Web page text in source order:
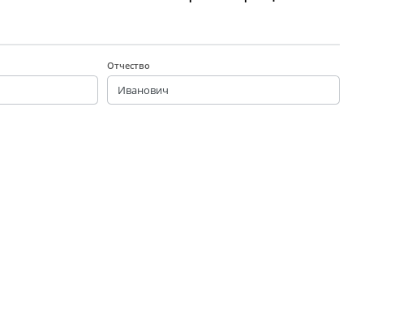
Отчество